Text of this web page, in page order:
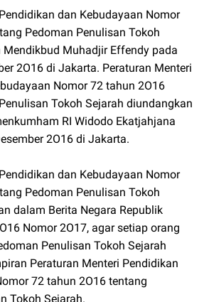
dan Kebudayaan Nomor
Pedoman Penulisan Tokoh
Muhadjir Effendy pada
2O16 di Jakarta. Peraturan Menteri
Nomor 72 tahun 2O16
Tokoh Sejarah diundangkan
RI Widodo Ekatjahjana
2O16 di Jakarta.
dan Kebudayaan Nomor
Pedoman Penulisan Tokoh
dalam Berita Negara Republik
Nomor 2O17, agar setiap orang
Penulisan Tokoh Sejarah
Peraturan Menteri Pendidikan
72 tahun 2O16 tentang
Tokoh Sejarah.